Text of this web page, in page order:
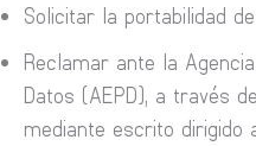
Solicitar la portabilidad
Reclamar ante la
Datos (AEPD), a través
mediante escrito dirigido